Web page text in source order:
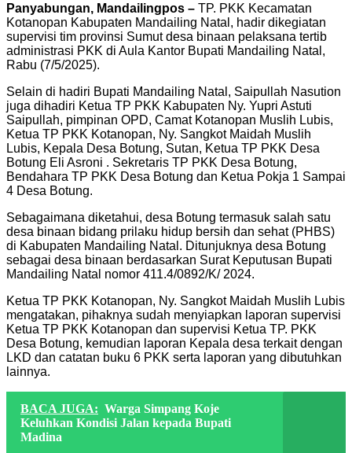
Panyabungan, Mandailingpos – TP. PKK Kecamatan
Kotanopan Kabupaten Mandailing Natal, hadir dikegiatan
supervisi tim provinsi Sumut desa binaan pelaksana tertib
administrasi PKK di Aula Kantor Bupati Mandailing Natal,
Rabu (7/5/2025).
Selain di hadiri Bupati Mandailing Natal, Saipullah Nasution
juga dihadiri Ketua TP PKK Kabupaten Ny. Yupri Astuti
Saipullah, pimpinan OPD, Camat Kotanopan Muslih Lubis,
Ketua TP PKK Kotanopan, Ny. Sangkot Maidah Muslih
Lubis, Kepala Desa Botung, Sutan, Ketua TP PKK Desa
Botung Eli Asroni . Sekretaris TP PKK Desa Botung,
Bendahara TP PKK Desa Botung dan Ketua Pokja 1 Sampai
4 Desa Botung.
Sebagaimana diketahui, desa Botung termasuk salah satu
desa binaan bidang prilaku hidup bersih dan sehat (PHBS)
di Kabupaten Mandailing Natal. Ditunjuknya desa Botung
sebagai desa binaan berdasarkan Surat Keputusan Bupati
Mandailing Natal nomor 411.4/0892/K/ 2024.
Ketua TP PKK Kotanopan, Ny. Sangkot Maidah Muslih Lubis
mengatakan, pihaknya sudah menyiapkan laporan supervisi
Ketua TP PKK Kotanopan dan supervisi Ketua TP. PKK
Desa Botung, kemudian laporan Kepala desa terkait dengan
LKD dan catatan buku 6 PKK serta laporan yang dibutuhkan
lainnya.
BACA JUGA: Warga Simpang Koje
Keluhkan Kondisi Jalan kepada Bupati
Madina